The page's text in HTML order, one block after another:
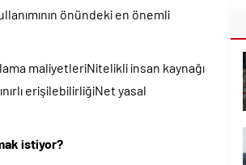
önündeki en önemli
maliyetleriNitelikli insan kaynağı
erişilebilirliğiNet yasal
istiyor?